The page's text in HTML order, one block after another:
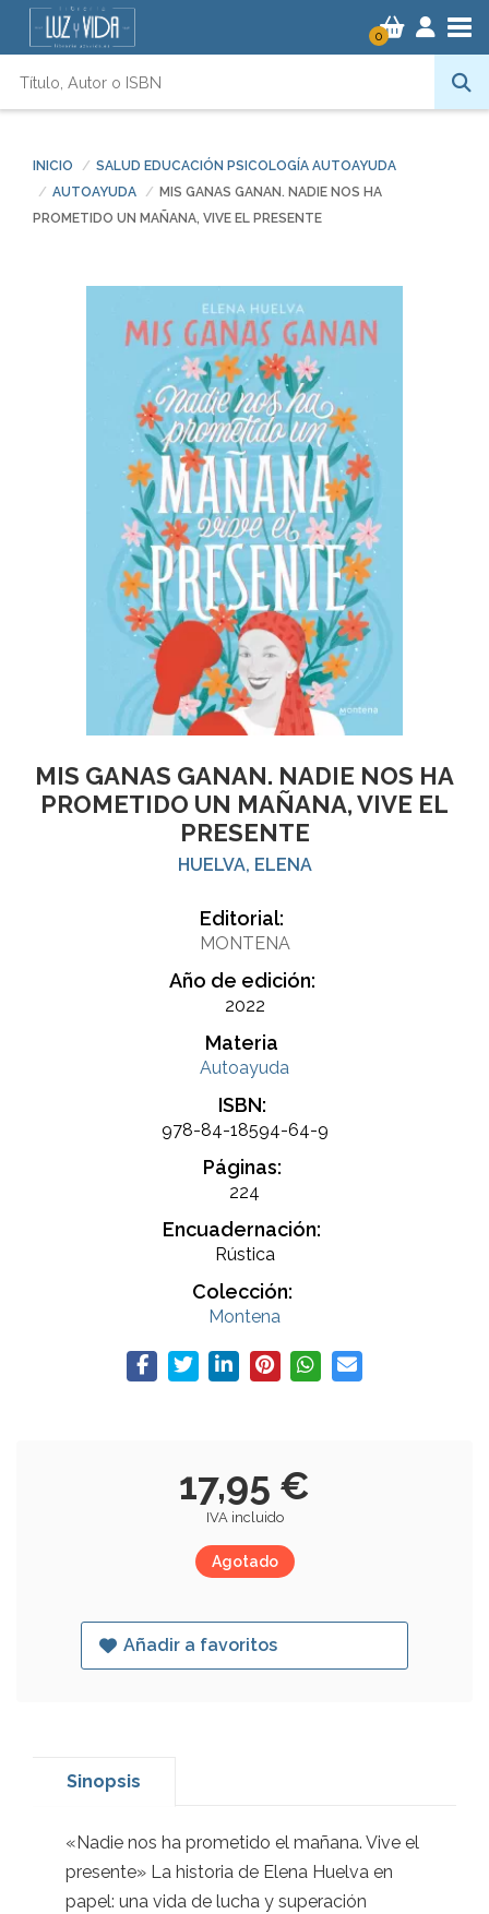
0
INICIO
SALUD EDUCACIÓN PSICOLOGÍA AUTOAYUDA
AUTOAYUDA
MIS GANAS GANAN. NADIE NOS HA
PROMETIDO UN MAÑANA, VIVE EL PRESENTE
MIS GANAS GANAN. NADIE NOS HA
PROMETIDO UN MAÑANA, VIVE EL
PRESENTE
HUELVA, ELENA
Editorial:
MONTENA
Año de edición:
2022
Materia
Autoayuda
ISBN:
978-84-18594-64-9
Páginas:
224
Encuadernación:
Rústica
Colección:
Montena
17,95 €
IVA incluido
Agotado
Añadir a favoritos
Sinopsis
«Nadie nos ha prometido el mañana. Vive el
presente» La historia de Elena Huelva en
papel: una vida de lucha y superación